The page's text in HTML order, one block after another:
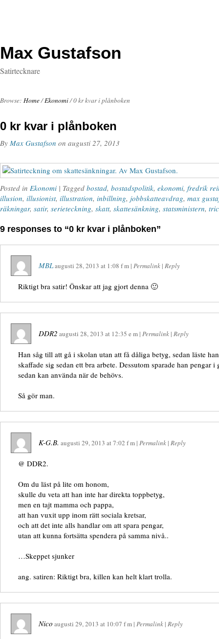
Max Gustafson
Satirtecknare
Browse: Home/Ekonomi/0 kr kvar i plånboken
0 kr kvar i plånboken
By Max Gustafson on augusti 27, 2013
Posted in Ekonomi | Tagged bostad, bostadspolitik, ekonomi, fredrik
illusion, illusionist, illustration, inbillning, jobbskatteavdrag, max
räkningar, satir, serieteckning, skatt, skattesänkning, statsministern,
9 responses to “0 kr kvar i plånboken”
MBLaugusti 28, 2013 at 1:08 f m | Permalink | Reply
Riktigt bra satir! Önskar att jag gjort denna 🙂
DDR2 augusti 28, 2013 at 12:35 e m | Permalink | Reply
Han såg till att gå i skolan utan att få dåliga betyg, sedan läste
skaffade sig sedan ett bra arbete. Dessutom sparade han pengar i
sedan kan använda när de behövs.
Så gör man.
K-G.B. augusti 29, 2013 at7:02 f m | Permalink | Reply
@ DDR2.
Om du läst på lite om honom,
skulle du veta att han inte har direkta toppbetyg,
men en tajt mamma och pappa,
att han vuxit upp inom rätt sociala kretsar,
och att det inte alls handlar om att spara pengar,
utan att kunna fortsätta spendera på samma nivå..
…Skeppet sjunker
ang. satiren: Riktigt bra, killen kan helt klart trolla.
Nico augusti 29, 2013 at 10:07 f m | Permalink | Reply